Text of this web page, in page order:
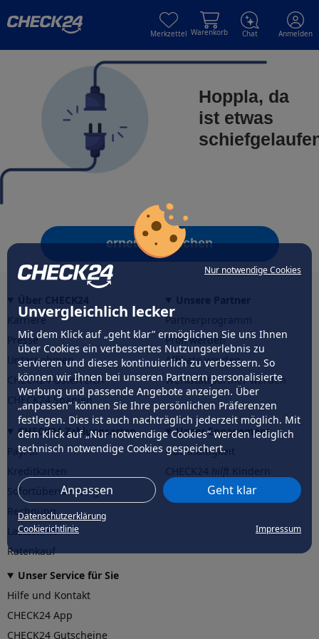
Nur notwendige Cookies
Unvergleichlich lecker
Mit dem Klick auf „geht klar” ermöglichen Sie uns Ihnen
über Cookies ein verbessertes Nutzungserlebnis zu
servieren und dieses kontinuierlich zu verbessern. So
können wir Ihnen bei unseren Partnern personalisierte
Werbung und passende Angebote anzeigen. Über
„anpassen” können Sie Ihre persönlichen Präferenzen
festlegen. Dies ist auch nachträglich jederzeit möglich. Mit
dem Klick auf „Nur notwendige Cookies” werden lediglich
technisch notwendige Cookies gespeichert.
Anpassen Geht klar
Datenschutzerklärung
Cookierichtlinie
Impressum
Merkzettel Warenkorb Chat Anmelden
Hoppla, da
ist etwas
erneut versuchen
Karriere
Presse
Unternehmen
CHECK24 Österreich
CHECK24 Spanien
Partnerprogramm
Profi werden
Affiliate werden
Werkstattpartner werden
CHECK24 Zahlungsarten
PayPal
Sofortüberweisung
Rechnung
Lastschrift
Ratenkauf
Unser Engagement
Nachhaltigkeit
CHECK24hilftder Natur
Unser Service für Sie
Hilfe und Kontakt
CHECK24 App
CHECK24 Gutscheine